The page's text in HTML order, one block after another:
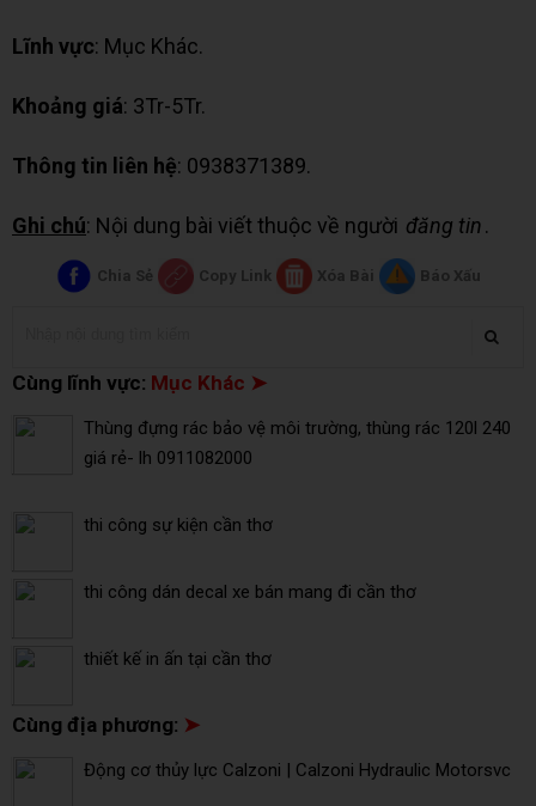
Lĩnh vực: Mục Khác.
Khoảng giá: 3Tr-5Tr.
Thông tin liên hệ: 0938371389.
Ghi chú: Nội dung bài viết thuộc về người đăng tin.
Chia Sẻ Copy Link Xóa Bài Báo Xấu
Cùng lĩnh vực: Mục Khác ➤
Thùng đựng rác bảo vệ môi trường, thùng rác 120l 240
giá rẻ- lh 0911082000
thi công sự kiện cần thơ
thi công dán decal xe bán mang đi cần thơ
thiết kế in ấn tại cần thơ
Cùng địa phương: ➤
Động cơ thủy lực Calzoni | Calzoni Hydraulic Motorsvc